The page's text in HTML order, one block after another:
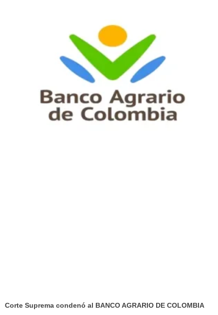
Corte Suprema condenó al BANCO AGRARIO DE COLOMBIA